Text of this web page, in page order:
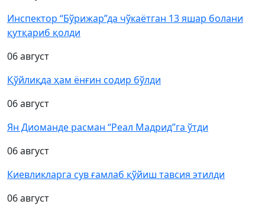
Инспектор “Бўрижар”да чўкаётган 13 яшар болани
қутқариб қолди
06 август
Қўйлиқда ҳам ёнғин содир бўлди
06 август
Ян Диоманде расман “Реал Мадрид”га ўтди
06 август
Киевликларга сув ғамлаб қўйиш тавсия этилди
06 август